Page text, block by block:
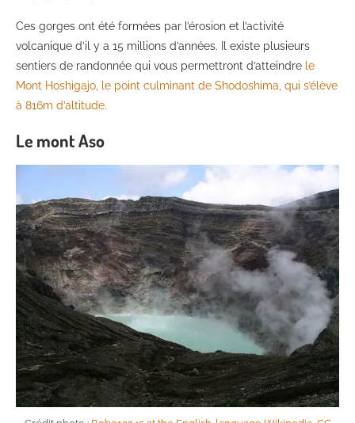
Ces gorges ont été formées par l’érosion et l’activité
volcanique d’il y a 15 millions d’années. Il existe plusieurs
sentiers de randonnée qui vous permettront d’atteindre le
Mont Hoshigajo, le point culminant de Shodoshima, qui s’élève
à 816m d’altitude.
Le mont Aso